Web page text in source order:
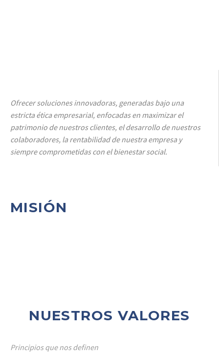
Ofrecer soluciones innovadoras, generadas bajo una
estricta ética empresarial, enfocadas en maximizar el
patrimonio de nuestros clientes, el desarrollo de nuestros
colaboradores, la rentabilidad de nuestra empresa y
siempre comprometidas con el bienestar social.
MISIÓN
NUESTROS VALORES
Principios que nos definen